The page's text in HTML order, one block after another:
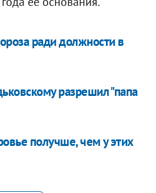
ради должности в
разрешил "папа
получше, чем у этих